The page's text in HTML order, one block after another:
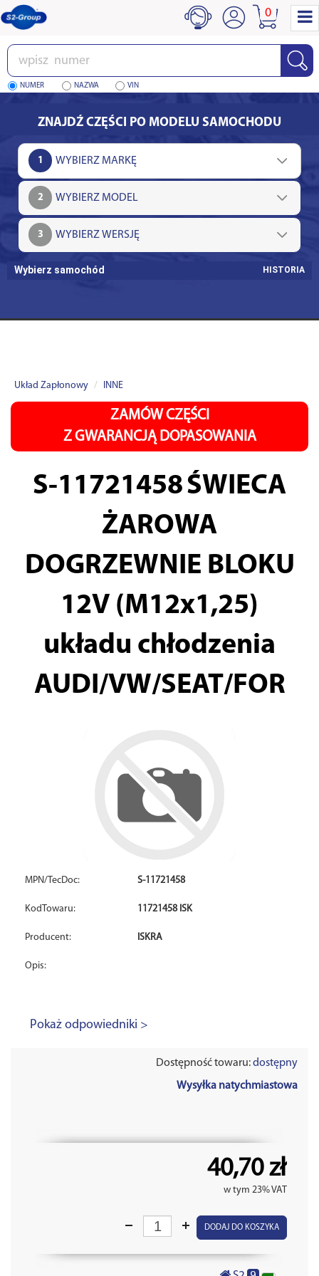
Wpisz
numer
NUMER NAZWA VIN
0
ZNAJDŹ CZĘŚCI PO MODELU SAMOCHODU
1
2
3
Wybierz samochód HISTORIA
Układ Zapłonowy INNE
ZAMÓW CZĘŚCI
Z GWARANCJĄ DOPASOWANIA
S-11721458ŚWIECA
ŻAROWA
DOGRZEWNIE BLOKU
12V (M12x1,25)
układu chłodzenia
AUDI/VW/SEAT/FOR
MPN/TecDoc: S-11721458
KodTowaru: 11721458 ISK
Producent: ISKRA
Opis:
Pokaż odpowiedniki >
Dostępność towaru:dostępny
Wysyłka natychmiastowa
40,70 zł
w tym 23% VAT
DODAJ DO KOSZYKA